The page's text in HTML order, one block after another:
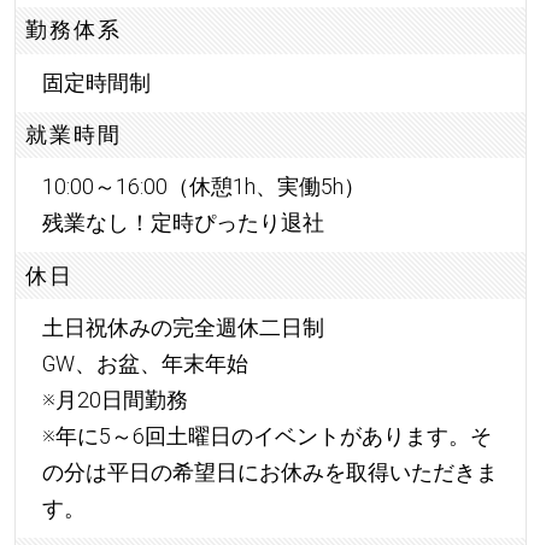
勤務体系
固定時間制
就業時間
10:00～16:00（休憩1h、実働5h）
残業なし！定時ぴったり退社
休日
土日祝休みの完全週休二日制
GW、お盆、年末年始
※月20日間勤務
※年に5～6回土曜日のイベントがあります。そ
の分は平日の希望日にお休みを取得いただきま
す。